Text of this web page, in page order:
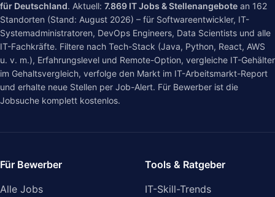
für Deutschland. Aktuell: 7.869 IT Jobs & Stellenangebote an 162
Standorten (Stand: August 2026) – für Softwareentwickler, IT-
Systemadministratoren, DevOps Engineers, Data Scientists und alle
IT-Fachkräfte. Filtere nach Tech-Stack (Java, Python, React, AWS
u. v. m.), Erfahrungslevel und Remote-Option, vergleiche IT-Gehälter
im Gehaltsvergleich, verfolge den Markt im IT-Arbeitsmarkt-Report
und erhalte neue Stellen per Job-Alert. Für Bewerber ist die
Jobsuche komplett kostenlos.
Für Bewerber
Alle Jobs
Tools & Ratgeber
IT-Skill-Trends